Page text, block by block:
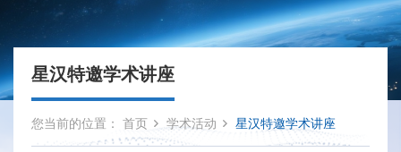
星汉特邀学术讲座
您当前的位置： 首页 学术活动 星汉特邀学术讲座